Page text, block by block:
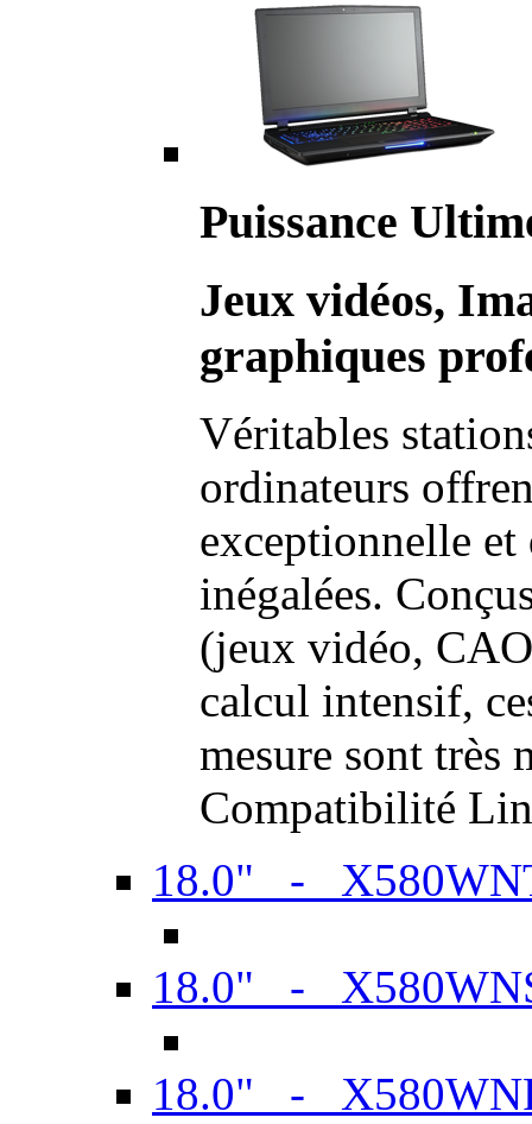
Puissance
Jeux vidéos,
graphiques
Véritables
ordinateurs
exceptionnelle et
inégalées.
(jeux vidéo,
calcul intensif,
mesure sont très
Compatibilité
18.0" -
18.0" -
18.0" -